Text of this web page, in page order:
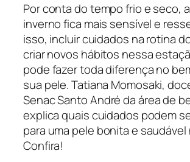
Por conta do tempo frio e seco,
inverno fica mais sensível e
isso, incluir cuidados na rotina
criar novos hábitos nessa
pode fazer toda diferença no
sua pele. Tatiana Momosaki,
Senac Santo André da área de
explica quais cuidados podem
para uma pele bonita e saudável
Confira!